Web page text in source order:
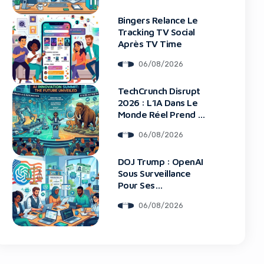
Bingers Relance Le
Tracking TV Social
Après TV Time
06/08/2026
TechCrunch Disrupt
2026 : L’IA Dans Le
Monde Réel Prend La
06/08/2026
DOJ Trump : OpenAI
Sous Surveillance
Pour Ses
06/08/2026